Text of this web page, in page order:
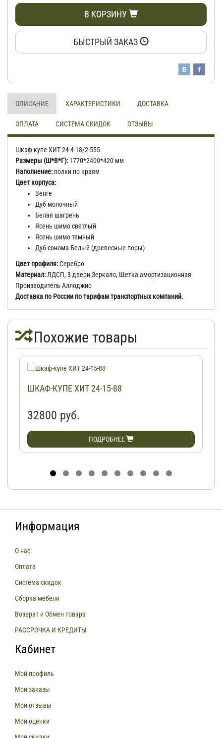
В КОРЗИНУ
БЫСТРЫЙ ЗАКАЗ
ОПИСАНИЕ ХАРАКТЕРИСТИКИ ДОСТАВКА
ОПЛАТА СИСТЕМА СКИДОК ОТЗЫВЫ
Шкаф-купе ХИТ 24-4-18/2-555
Размеры (Ш*В*Г): 1770*2400*420 мм
Наполнение: полки по краям
Цвет корпуса:
Венге
Дуб молочный
Белая шагрень
Ясень шимо светлый
Ясень шимо темный
Дуб сонома Белый (древесные поры)
Цвет профиля:Серебро
Материал: ЛДСП, 3 двери Зеркало, Щетка амортизационная
Производитель Аллоджио
Доставка по России по тарифам транспортных компаний.
Похожие товары
ШКАФ-КУПЕ ХИТ 24-15-88
32800 руб.
ПОДРОБНЕЕ
Информация
О нас
Оплата
Система скидок
Сборка мебели
Возврат и Обмен товара
РАССРОЧКА И КРЕДИТЫ
Кабинет
Мой профиль
Мои заказы
Мои отзывы
Мои оценки